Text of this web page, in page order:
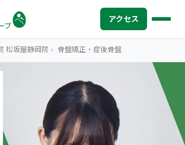
アクセス
から探す
松坂屋静岡院 › 骨盤矯正・産後骨盤